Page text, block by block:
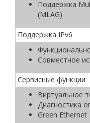
Поддержка
(MLAG)
Поддержка IPv6
Совместное
Сервисные функции
Виртуальное
Диагностика
Green Ethernet